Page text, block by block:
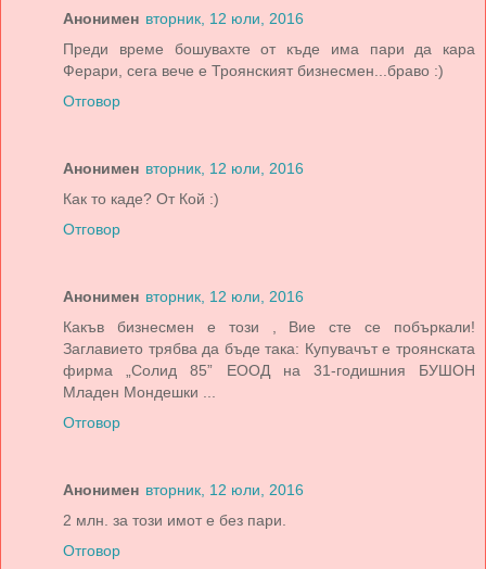
Анонимен вторник, 12 юли, 2016
Преди време бошувахте от къде има пари да кара
Ферари, сега вече е Троянският бизнесмен...браво :)
Отговор
Анонимен вторник, 12 юли, 2016
Как то каде? От Кой :)
Отговор
Анонимен вторник, 12 юли, 2016
Какъв бизнесмен е този , Вие сте се побъркали!
Заглавието трябва да бъде така: Купувачът е троянската
фирма „Солид 85” ЕООД на 31-годишния БУШОН
Младен Мондешки ...
Отговор
Анонимен вторник, 12 юли, 2016
2 млн. за този имот е без пари.
Отговор